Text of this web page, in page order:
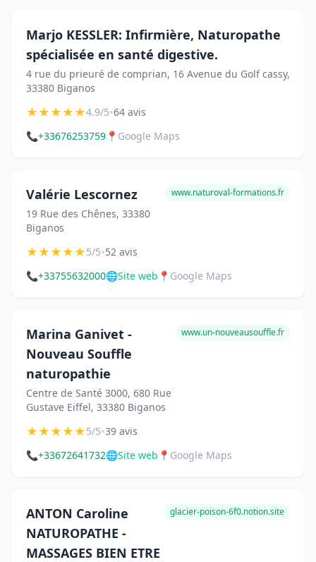
Marjo KESSLER: Infirmière, Naturopathe
spécialisée en santé digestive.
4 rue du prieuré de comprian, 16 Avenue du Golf cassy,
33380 Biganos
★★★★★4.9/5•64 avis
📞+33676253759 📍 Google Maps
Valérie Lescornez
19 Rue des Chênes, 33380
Biganos
www.naturoval-formations.fr
★★★★★5/5•52 avis
📞+33755632000🌐Site web 📍 Google Maps
Marina Ganivet -
Nouveau Souffle
naturopathie
Centre de Santé 3000, 680 Rue
Gustave Eiffel, 33380 Biganos
www.un-nouveausouffle.fr
★★★★★5/5•39 avis
📞+33672641732🌐Site web 📍 Google Maps
ANTON Caroline
NATUROPATHE -
MASSAGES BIEN ETRE
glacier-poison-6f0.notion.site